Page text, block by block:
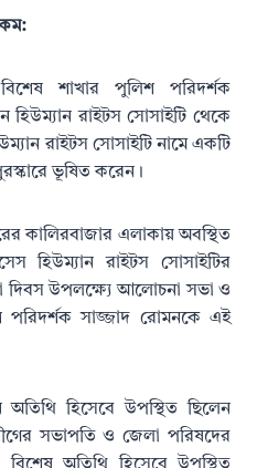
শাখার পুলিশ পরিদর্শক
রাইটস সোসাইটি থেকে
রাইটস সোসাইটি নামে একটি
ভূষিত করেন।
কালিরবাজার এলাকায় অবস্থিত
হিউম্যান রাইটস সোসাইটির
দিবস উপলক্ষ্যে আলোচনা সভা ও
পরিদর্শক সাজ্জাদ রোমনকে এই
অতিথি হিসেবে উপস্থিত ছিলেন
সভাপতি ও জেলা পরিষদের